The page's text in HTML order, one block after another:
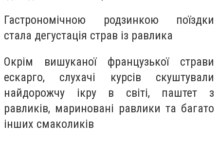
Гастрономічною родзинкою поїздки
стала дегустація страв із равлика
Окрім вишуканої французької страви
ескарго, слухачі курсів скуштували
найдорожчу ікру в світі, паштет з
равликів, мариновані равлики та багато
інших смаколиків